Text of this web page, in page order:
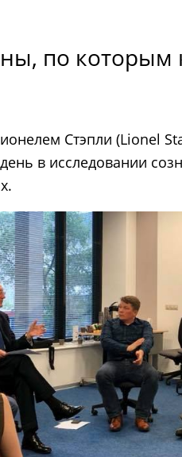
по
Стэпли (Lionel
в исследовании